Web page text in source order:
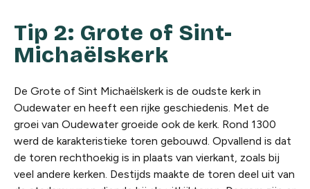
Tip 2: Grote of Sint-
Michaëlskerk
De Grote of Sint Michaëlskerk is de oudste kerk in
Oudewater en heeft een rijke geschiedenis. Met de
groei van Oudewater groeide ook de kerk. Rond 1300
werd de karakteristieke toren gebouwd. Opvallend is dat
de toren rechthoekig is in plaats van vierkant, zoals bij
veel andere kerken. Destijds maakte de toren deel uit van